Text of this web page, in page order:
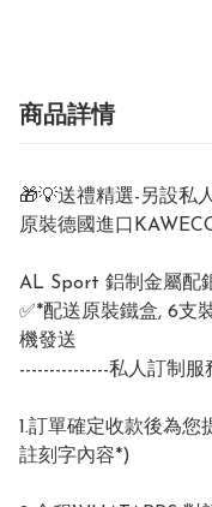
商品詳情
🎁💡送禮精選-另設私
原裝德國進口
AL Sport 鋁制金屬配
✅*配送原裝鐵盒, 6支
機發送
---------------私人訂制服
1.訂單確定收款後為
註刻字內容*)